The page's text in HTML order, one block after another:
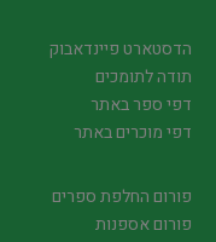
הדסטארט פיינדאבוק
תודה לתומכים
דפי ספר באתר
דפי מוכרים באתר
פורום החלפת ספרים
פורום אספנות